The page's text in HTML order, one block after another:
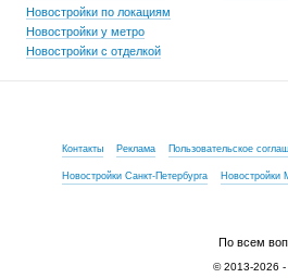
Новостройки по локациям
Новостройки у метро
Новостройки с отделкой
Контакты Реклама Пользовательское
Новостройки Санкт-Петербурга Новостройки
По всем
© 2013-2026 -